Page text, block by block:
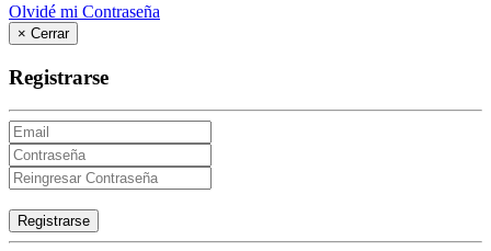
Olvidé mi Contraseña
× Cerrar
Registrarse
Registrarse